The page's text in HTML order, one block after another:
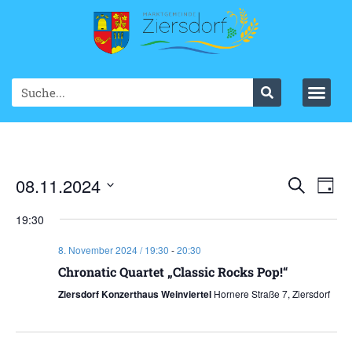
SucheTag
08.11.2024
wählen.
19:30
8. November 2024 / 19:30 -20:30
Chronatic Quartet „Classic Rocks Pop!“
Ziersdorf Konzerthaus Weinviertel Hornere Straße 7, Ziersdorf